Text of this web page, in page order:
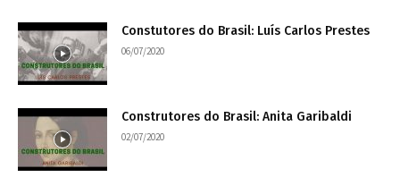
Constutores do Brasil: Luís Carlos Prestes
06/07/2020
Construtores do Brasil: Anita Garibaldi
02/07/2020